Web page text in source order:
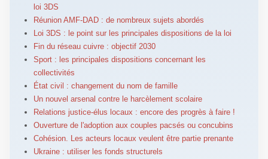
loi 3DS
Réunion AMF-DAD : de nombreux sujets abordés
Loi 3DS : le point sur les principales dispositions de la loi
Fin du réseau cuivre : objectif 2030
Sport : les principales dispositions concernant les
collectivités
État civil : changement du nom de famille
Un nouvel arsenal contre le harcèlement scolaire
Relations justice-élus locaux : encore des progrès à faire !
Ouverture de l'adoption aux couples pacsés ou concubins
Cohésion. Les acteurs locaux veulent être partie prenante
Ukraine : utiliser les fonds structurels